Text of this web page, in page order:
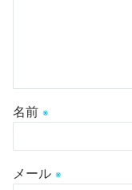
名前 ※
メール ※